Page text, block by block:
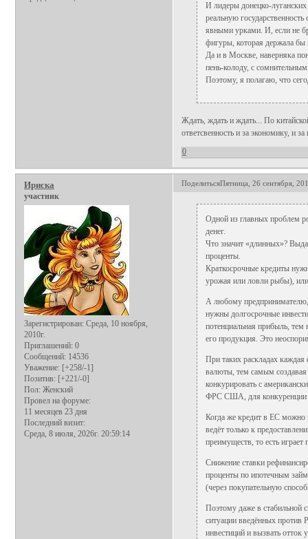
И лидеры донецко-
реальную
явными урками. И, если не
фигуры, которая держала бы
Да и в Москве, наверняка
пень-колоду, с сомнительным
Поэтому, я полагаю, что
Ждать, ждать и ждать... По
ответсвенность и за экономику, и
0
ПоделитьсяПятница, 26 сентября,
Ириска
участник
Зарегистрирован: Среда, 10 ноября,
2010г.
Приглашений: 0
Сообщений: 14536
Уважение: [+258/-1]
Позитив: [+221/-0]
Пол: Женский
Провел на форуме:
11 месяцев 23 дня
Последний визит:
Среда, 8 июля, 2026г. 20:59:14
Одной из главных проблем
денег.
Что значит «длинных»?
проценты.
Краткосрочные кредиты
урожая или ловли рыбы),
А любому предпринимателю,
нужны долгосрочные
потенциальная прибыль, тем
его продукция. Это
При таких раскладах каждая
валюты, тем самым
конкурировать с
ФРС США, для конкуренции
Когда же кредит в ЕС можно
ведёт только к
преимуществ, то есть играет
Снижение ставки
проценты по ипотечным
(через покупательную
Поэтому даже в стабильной
ситуации введённых против
инвестиций и вызвать отток